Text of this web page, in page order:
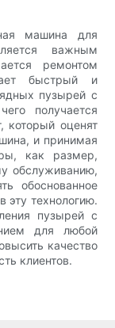
машина для
важным
ремонтом
быстрый и
пузырей с
получается
который оценят
и принимая
как размер,
обслуживанию,
обоснованное
эту технологию.
пузырей с
для любой
качество
клиентов.